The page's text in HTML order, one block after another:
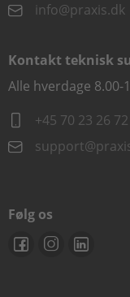
info@praxis.dk
Kontakt teknisk
Alle hverdage 8.00-
+45 70 23 26 72
Følg os